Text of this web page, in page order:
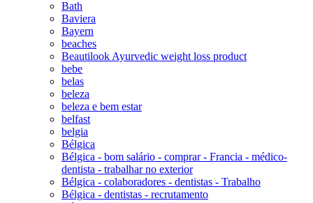
Bath
Baviera
Bayern
beaches
Beautilook Ayurvedic weight loss product
bebe
belas
beleza
beleza e bem estar
belfast
belgia
Bélgica
Bélgica - bom salário - comprar - Francia - médico-
dentista - trabalhar no exterior
Bélgica - colaboradores - dentistas - Trabalho
Bélgica - dentistas - recrutamento